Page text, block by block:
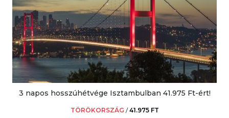
3 napos hosszúhétvége Isztambulban 41.975 Ft-ért!
TÖRÖKORSZÁG /41.975 FT